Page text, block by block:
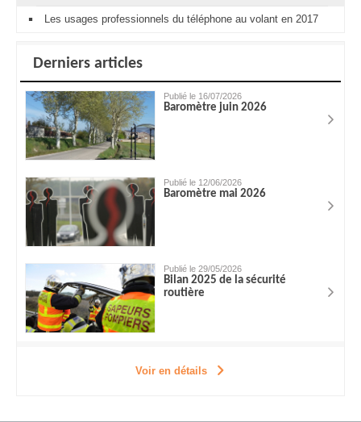
Les usages professionnels du téléphone au volant en 2017
Derniers articles
Publié le 16/07/2026
Baromètre juin 2026
Publié le 12/06/2026
Baromètre mai 2026
Publié le 29/05/2026
Bilan 2025 de la sécurité
routière
Voir en détails